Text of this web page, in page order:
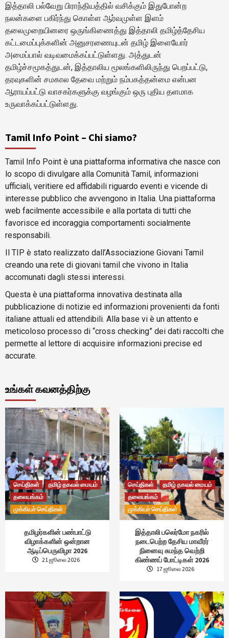
இத்தாலி பல்வேறு பிராந்தியத்தில் வசிக்கும் இதுபோன்ற
நலன்களை பகிர்ந்து கொள்ள ஆர்வமுள்ள இளம்
தலைமுறையினரை ஒருங்கிணைத்து இத்தாலி தமிழ்த்தேசிய
கட்டமைப்புக்களின் அனுசரணையுடன் தமிழ் இளையோர்
அமைப்பால் வடிவமைக்கப்பட்டுள்ளது. அத்துடன்
தமிழ்ச்சமூகத்துடன், இத்தாலிய மூலங்களிலிருந்து பெறப்பட்டு,
தரவுகளின் சமகால தேவை மற்றும் நம்பகத்தன்மை என்பன
ஆராயப்பட்டு வாசகர்களுக்கு வழங்கும் ஒரு புதிய தளமாக
உருவாக்கப்பட்டுள்ளது.
Tamil Info Point – Chi siamo?
Tamil Info Point è una piattaforma informativa che nasce con
lo scopo di divulgare alla Comunità Tamil, informazioni
ufficiali, veritiere ed affidabili riguardo eventi e vicende di
interesse pubblico che avvengono in Italia. Una piattaforma
web facilmente accessibile e alla portata di tutti che
favorisce ed incoraggia comportamenti socialmente
responsabili.
Il TIP è stato realizzato dall’Associazione Giovani Tamil
creando una rete di giovani tamil che vivono in Italia
accomunati dagli stessi interessi.
Questa è una piattaforma innovativa destinata alla
pubblicazione di notizie ed informazioni provenienti da fonti
italiane attuali ed attendibili. Alla base vi è un attento e
meticoloso processo di “cross checking” dei dati raccolti che
permette al lettore di acquisire informazioni precise ed
accurate.
உங்கள் கவனத்திற்கு
செய்திகள்
தமிழ் தகவல் மையம்
தலையங்கம்
முக்கியச் செய்திகள்
தமிழர்களின் பண்பாட்டு
விழாக்களின் ஒன்றான
ஆடிப்பெருவிழா 2026
21 ஜூலை 2026
செய்திகள்
தமிழ் தகவல் மையம்
தலையங்கம்
முக்கியச் செய்திகள்
இத்தாலி பலெர்மோ நகரில்
நடைபெற்ற தேசிய மாவீரர்
நினைவு சுமந்த வெற்றி
கிண்ணப் போட்டிகள் 2026
17 ஜூலை 2026